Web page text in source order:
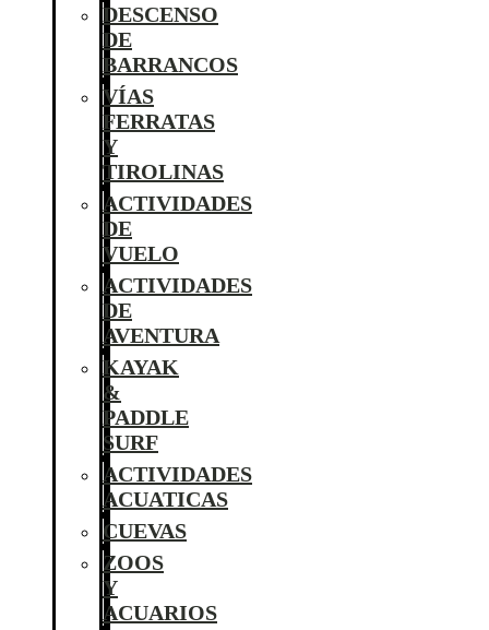
DESCENSO
DE
BARRANCOS
VÍAS
FERRATAS
Y
TIROLINAS
ACTIVIDADES
DE
VUELO
ACTIVIDADES
DE
AVENTURA
KAYAK
&
PADDLE
SURF
ACTIVIDADES
ACUATICAS
CUEVAS
ZOOS
Y
ACUARIOS